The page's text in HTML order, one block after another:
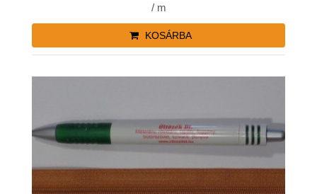
/ m
KOSÁRBA